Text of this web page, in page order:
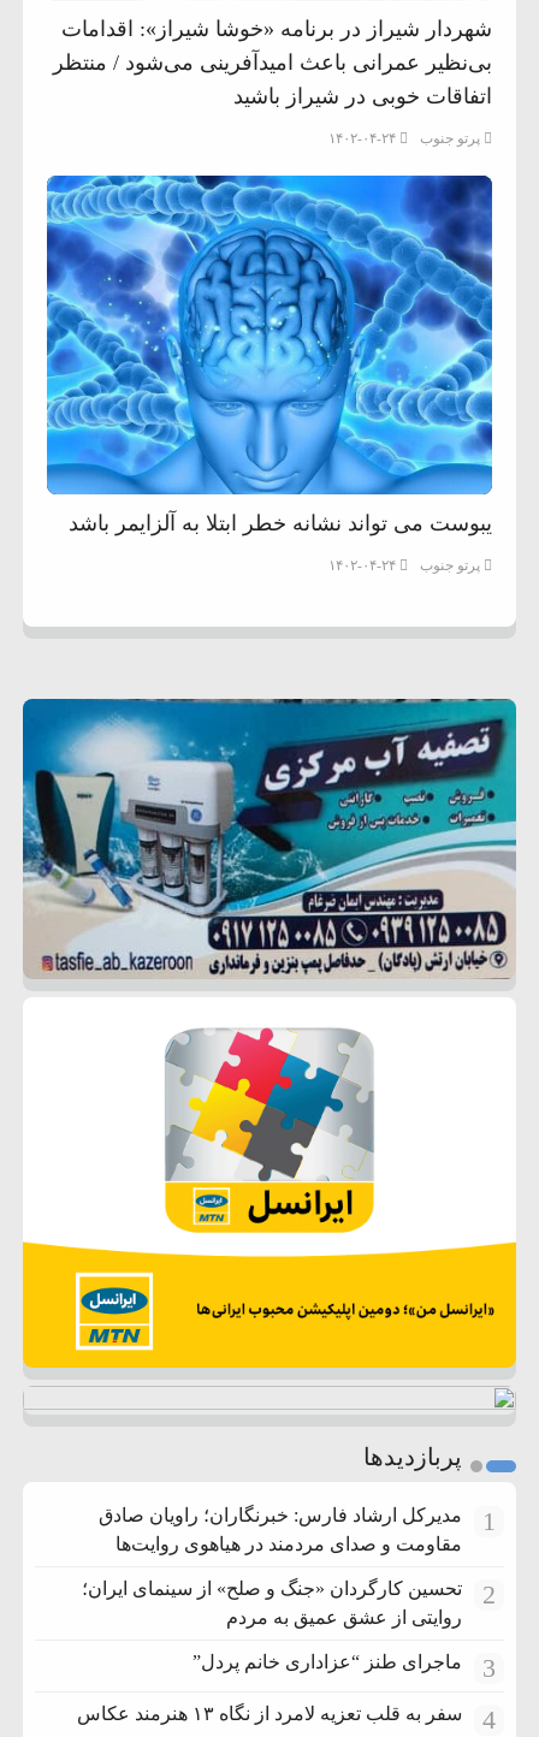
شهردار شیراز در برنامه «خوشا شیراز»: اقدامات
بی‌نظیر عمرانی باعث امیدآفرینی می‌شود / منتظر
اتفاقات خوبی در شیراز باشید
پرتو جنوب ۱۴۰۲-۰۴-۲۴
یبوست می تواند نشانه خطر ابتلا به آلزایمر باشد
پرتو جنوب ۱۴۰۲-۰۴-۲۴
پربازدیدها
1
مدیرکل ارشاد فارس: خبرنگاران؛ راویان صادق
مقاومت و صدای مردمند در هیاهوی روایت‌ها
2
تحسین کارگردان «جنگ و صلح» از سینمای ایران؛
روایتی از عشق عمیق به مردم
3 ماجرای طنز “عزاداری خانم پردل”
4 سفر به قلب تعزیه لامرد از نگاه ۱۳ هنرمند عکاس